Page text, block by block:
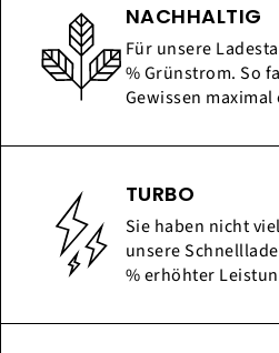
NACHHALTIG
Für unsere
% Grünstrom. So
Gewissen
TURBO
Sie haben nicht
unsere
% erhöhter